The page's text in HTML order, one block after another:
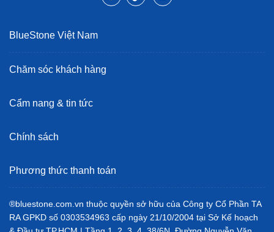
BlueStone Việt Nam
Chăm sóc khách hàng
Cẩm nang & tin tức
Chính sách
Phương thức thanh toán
®bluestone.com.vn thuộc quyền sở hữu của Công ty Cổ Phần TA
RA GPKD số 0303534963 cấp ngày 21/10/2004 tại Sở Kế hoạch